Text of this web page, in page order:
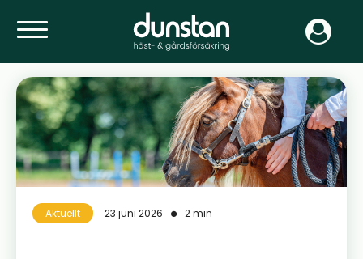
Aktuellt 23 juni 2026 2 min